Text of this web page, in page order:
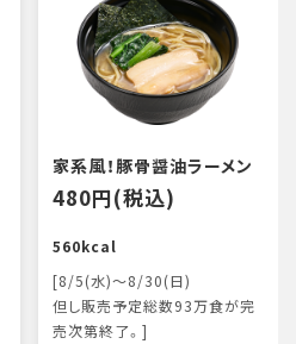
家系風！豚骨醤油ラーメン
480円(税込)
560kcal
[8/5(水)～8/30(日)
但し販売予定総数93万食が完
売次第終了。]